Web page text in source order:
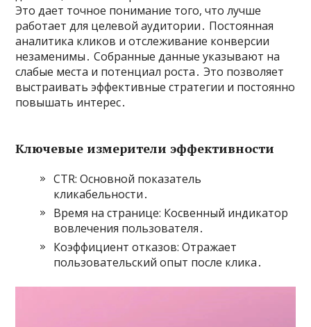
Это дает точное понимание того, что лучше
работает для целевой аудитории․ Постоянная
аналитика кликов и отслеживание конверсии
незаменимы․ Собранные данные указывают на
слабые места и потенциал роста․ Это позволяет
выстраивать эффективные стратегии и постоянно
повышать интерес․
Ключевые измерители эффективности
CTR: Основной показатель
кликабельности․
Время на странице: Косвенный индикатор
вовлечения пользователя․
Коэффициент отказов: Отражает
пользовательский опыт после клика․